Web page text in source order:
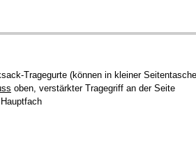
Tragegurte (können in kleiner
oben, verstärkter Tragegriff an der Seite